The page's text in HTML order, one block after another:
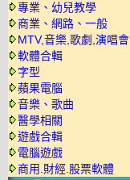
專業、幼兒教學
商業、網路、一般
MTV,音樂,歌劇,演唱會
軟體合輯
字型
蘋果電腦
音樂、歌曲
醫學相關
遊戲合輯
電腦遊戲
商用.財經.股票軟體